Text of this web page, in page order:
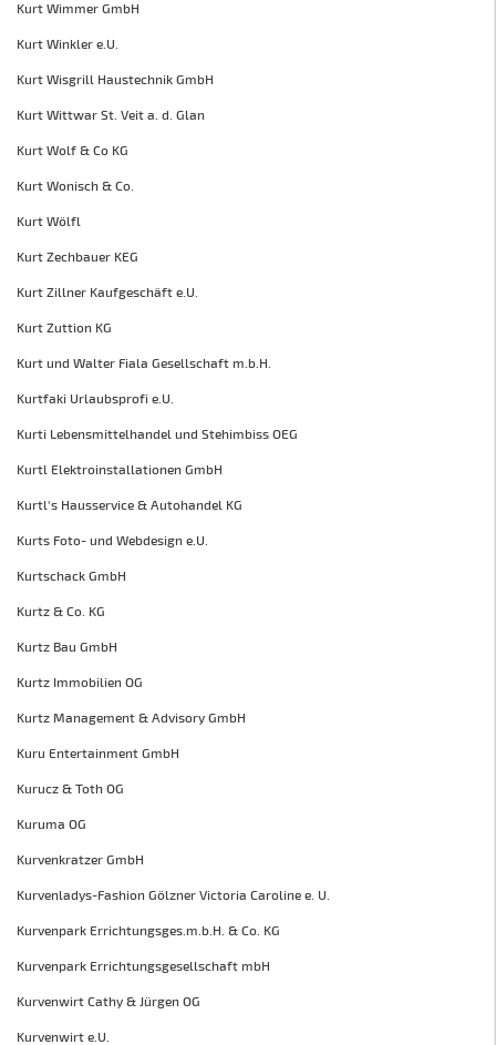
Kurt Wimmer GmbH
Kurt Winkler e.U.
Kurt Wisgrill Haustechnik GmbH
Kurt Wittwar St. Veit a. d. Glan
Kurt Wolf & Co KG
Kurt Wonisch & Co.
Kurt Wölfl
Kurt Zechbauer KEG
Kurt Zillner Kaufgeschäft e.U.
Kurt Zuttion KG
Kurt und Walter Fiala Gesellschaft m.b.H.
Kurtfaki Urlaubsprofi e.U.
Kurti Lebensmittelhandel und Stehimbiss OEG
Kurtl Elektroinstallationen GmbH
Kurtl's Hausservice & Autohandel KG
Kurts Foto- und Webdesign e.U.
Kurtschack GmbH
Kurtz & Co. KG
Kurtz Bau GmbH
Kurtz Immobilien OG
Kurtz Management & Advisory GmbH
Kuru Entertainment GmbH
Kurucz & Toth OG
Kuruma OG
Kurvenkratzer GmbH
Kurvenladys-Fashion Gölzner Victoria Caroline e. U.
Kurvenpark Errichtungsges.m.b.H. & Co. KG
Kurvenpark Errichtungsgesellschaft mbH
Kurvenwirt Cathy & Jürgen OG
Kurvenwirt e.U.